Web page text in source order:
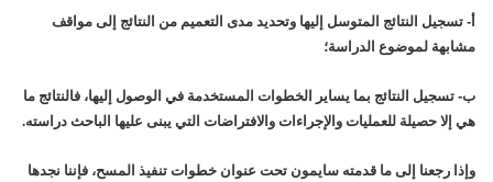
أ‌- تسجيل النتائج المتوسل إليها وتحديد مدى التعميم من النتائج إلى مواقف
مشابهة لموضوع الدراسة؛
ب‌- تسجيل النتائج بما يساير الخطوات المستخدمة في الوصول إليها، فالنتائج ما
هي إلا حصيلة للعمليات والإجراءات والافتراضات التي يبنى عليها الباحث دراسته.
وإذا رجعنا إلى ما قدمته سايمون تحت عنوان خطوات تنفيذ المسح، فإننا نجدها